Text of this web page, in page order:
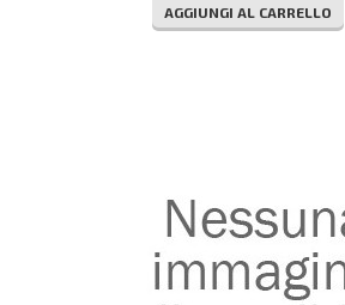
AGGIUNGI AL CARRELLO